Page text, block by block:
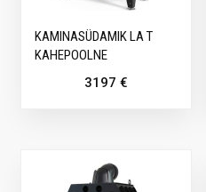
KAMINASÜDAMIK LA T
KAHEPOOLNE
3197 €